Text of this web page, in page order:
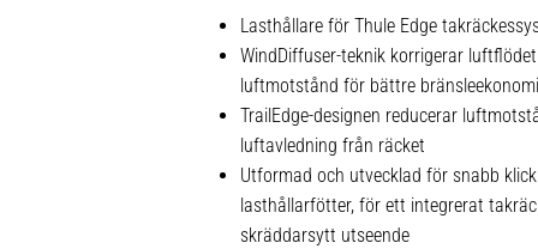
Lasthållare för Thule Edge
WindDiffuser-teknik korrigerar
luftmotstånd för bättre bränsleekonomi
TrailEdge-designen reducerar
luftavledning från räcket
Utformad och utvecklad för snabb
lasthållarfötter, för ett integrerat
skräddarsytt utseende